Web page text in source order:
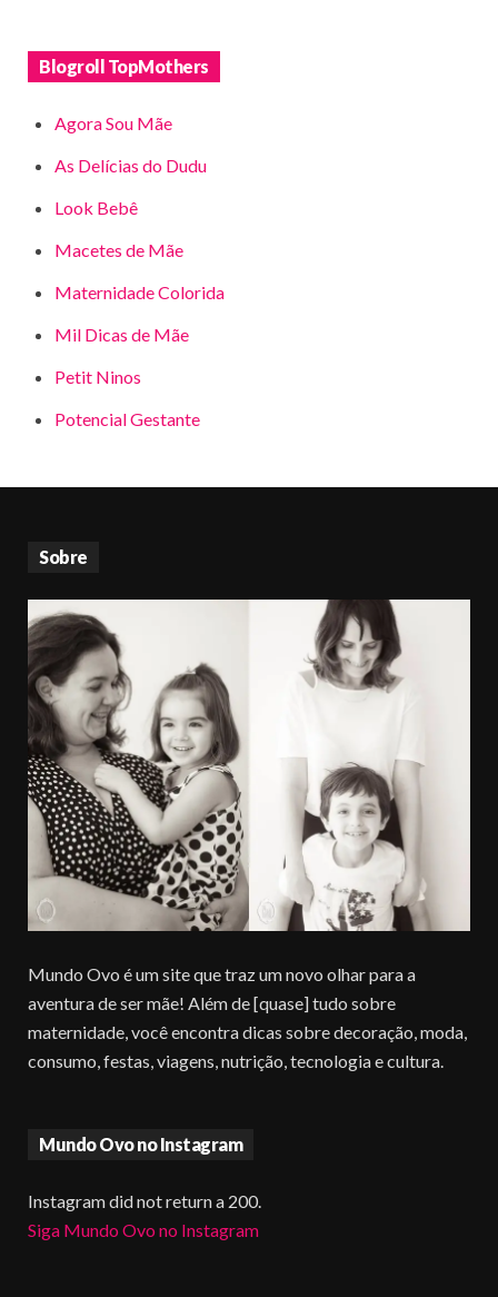
Blogroll TopMothers
Agora Sou Mãe
As Delícias do Dudu
Look Bebê
Macetes de Mãe
Maternidade Colorida
Mil Dicas de Mãe
Petit Ninos
Potencial Gestante
Sobre
Mundo Ovo é um site que traz um novo olhar para a
aventura de ser mãe! Além de [quase] tudo sobre
maternidade, você encontra dicas sobre decoração, moda,
consumo, festas, viagens, nutrição, tecnologia e cultura.
Mundo Ovo no Instagram
Instagram did not return a 200.
Siga Mundo Ovo no Instagram